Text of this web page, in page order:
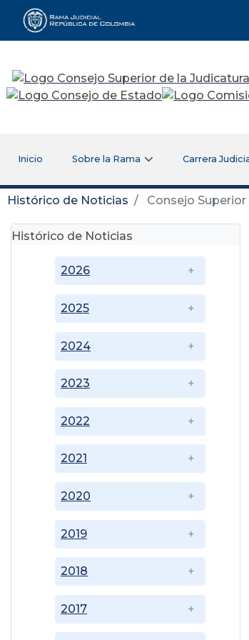
Rama Judicial
Inicio Sobre la Rama Carrera
Histórico de Noticias Consejo
Histórico de Noticias
2017
2018
2019
2020
2021
2022
2023
2024
2025
2026